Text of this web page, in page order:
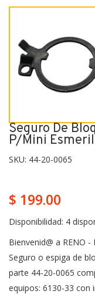
Seguro De
P/mini
SKU: 44-20-0065
$ 199.00
Disponibilidad: 4
Bienvenid@ a RENO -
Seguro o espiga de
parte 44-20-0065
equipos: 6130-33 con